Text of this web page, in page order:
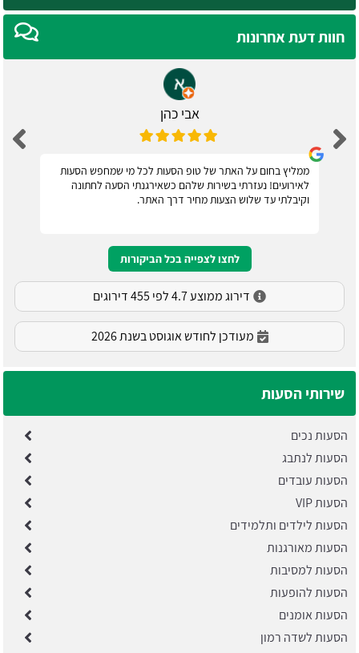
חוות דעת אחרונות
אבי כהן
ממליץ בחום על האתר של טופ הסעות לכל מי שמחפש הסעות
לאירועים! נעזרתי בשירות שלהם כשאירגנתי הסעה לחתונה
וקיבלתי עד שלוש הצעות מחיר דרך האתר.
לחצו לצפייה בכל הביקורות
דירוג ממוצע 4.7 לפי 455 דירוגים
מעודכן לחודש אוגוסט בשנת 2026
שירותי הסעות
הסעות נכים
הסעות לנתבג
הסעות עובדים
הסעות VIP
הסעות לילדים ותלמידים
הסעות מאורגנות
הסעות למסיבות
הסעות להופעות
הסעות אומנים
הסעות לשדה רמון